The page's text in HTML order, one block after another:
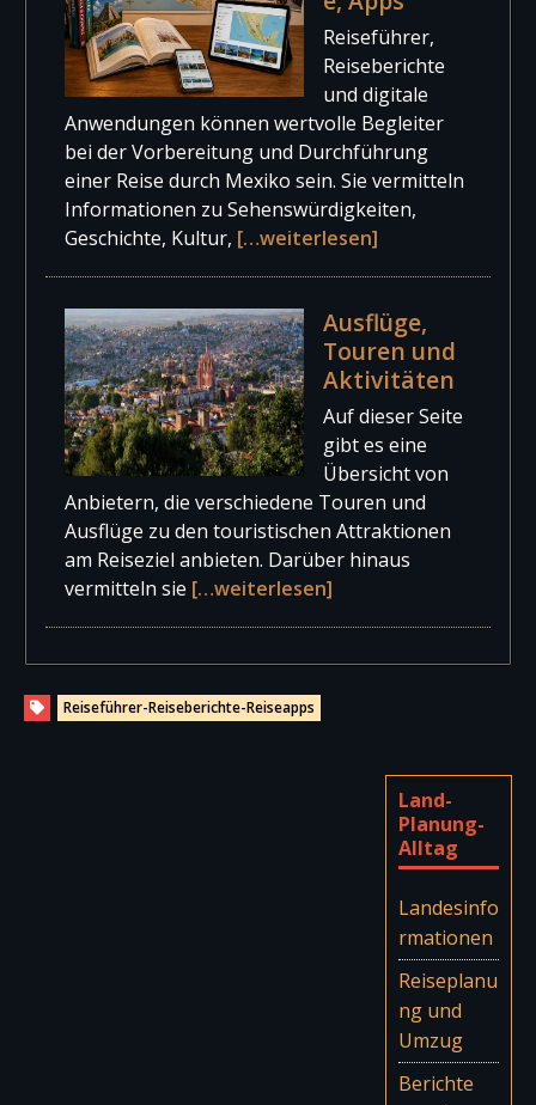
Packlisten individell angepasst werden.
Sprachen: mehrsprachig
Plattform: iOS, Android
Kosten: App kostenlos, „In-App-Käufe“
Notizen und Reiseberichten zu ergänzen. Die App
erstellt daraus ein digitales Reisetagebuch mit
Kartenansicht und unterstützt Reisende bei der
Dokumentation ihrer Reise. Darüber hinaus
können Reisepläne organisiert und die Erlebnisse
mit Freunden und Familie geteilt werden.
Sprachen: mehrsprachig
Plattform: iOS, Android
Kosten: App kostenlos, „In-App-Käufe“
Reiseführer,
Reiseberichte
und digitale
Anwendungen können wertvolle Begleiter
bei der Vorbereitung und Durchführung
einer Reise durch Mexiko sein. Sie vermitteln
Informationen zu Sehenswürdigkeiten,
Geschichte, Kultur, […weiterlesen]
Ausflüge,
Touren und
Aktivitäten
Auf dieser Seite
gibt es eine
Übersicht von
Anbietern, die verschiedene Touren und
Ausflüge zu den touristischen Attraktionen
am Reiseziel anbieten. Darüber hinaus
vermitteln sie […weiterlesen]
Reiseführer-Reiseberichte-Reiseapps
Land-
Planung-
Alltag
Landesinfo
rmationen
Reiseplanu
ng und
Umzug
Berichte